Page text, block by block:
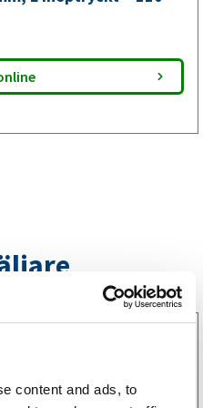
content and ads, to